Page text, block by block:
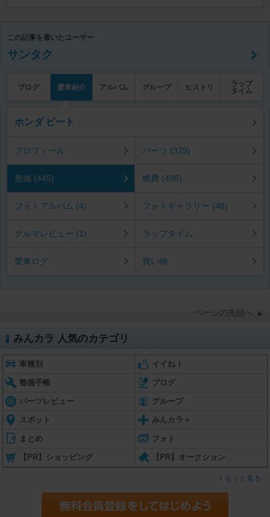
この記事を書いたユーザー
サンタク
ブログ 愛車紹介 アルバム グループ ヒストリ
ラップ
タイム
ホンダ ビート
プロフィール パーツ (329)
整備 (445) 燃費 (498)
フォトアルバム (4) フォトギャラリー (48)
クルマレビュー (1) ラップタイム
愛車ログ 買い物
ページの先頭へ ▲
みんカラ 人気のカテゴリ
車種別 イイね！
整備手帳 ブログ
パーツレビュー グループ
スポット みんカラ＋
まとめ フォト
【PR】ショッピング 【PR】オークション
もっと見る